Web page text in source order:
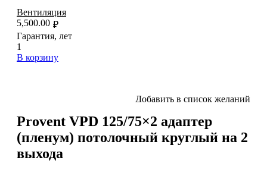
Вентиляция
₽
5,500.00
Гарантия, лет
1
В корзину
Добавить в список желаний
Provent VPD 125/75×2 адаптер
(пленум) потолочный круглый на 2
выхода